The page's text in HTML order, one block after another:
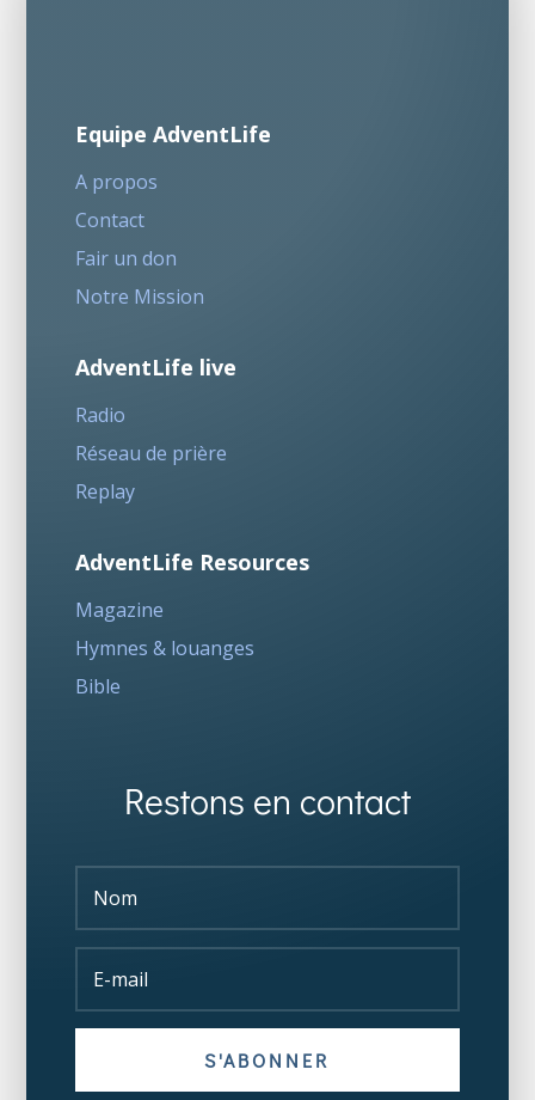
Equipe AdventLife
A propos
Contact
Fair un don
Notre Mission
AdventLife live
Radio
Réseau de prière
Replay
AdventLife Resources
Magazine
Hymnes & louanges
Bible
Restons en contact
S'ABONNER